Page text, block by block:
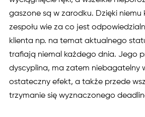
gaszone są w zarodku. Dzięki niemu
zespołu wie za co jest
klienta np. na temat aktualnego
trafiają niemal każdego dnia. Jego
dyscyplina, ma zatem niebagatelny
ostateczny efekt, a także przede
trzymanie się wyznaczonego